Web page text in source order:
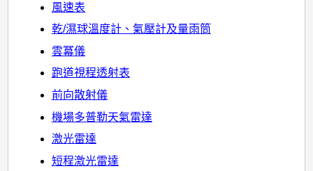
風速表
乾/濕球溫度計、氣壓計及量雨筒
雲冪儀
跑道視程透射表
前向散射儀
機場多普勒天氣雷達
激光雷達
短程激光雷達